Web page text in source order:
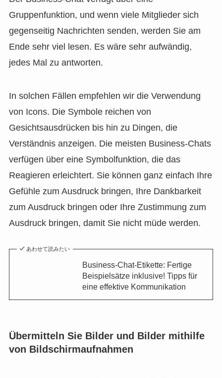
Gruppenfunktion, und wenn viele Mitglieder sich
gegenseitig Nachrichten senden, werden Sie am
Ende sehr viel lesen. Es wäre sehr aufwändig,
jedes Mal zu antworten.
In solchen Fällen empfehlen wir die Verwendung
von Icons. Die Symbole reichen von
Gesichtsausdrücken bis hin zu Dingen, die
Verständnis anzeigen. Die meisten Business-Chats
verfügen über eine Symbolfunktion, die das
Reagieren erleichtert. Sie können ganz einfach Ihre
Gefühle zum Ausdruck bringen, Ihre Dankbarkeit
zum Ausdruck bringen oder Ihre Zustimmung zum
Ausdruck bringen, damit Sie nicht müde werden.
あわせて読みたい
Business-Chat-Etikette: Fertige
Beispielsätze inklusive! Tipps für
eine effektive Kommunikation
Übermitteln Sie Bilder und Bilder mithilfe
von Bildschirmaufnahmen